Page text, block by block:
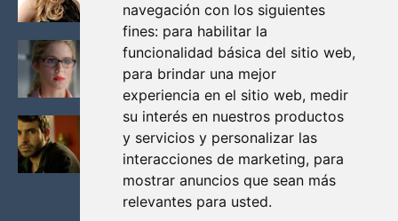
navegación con los siguientes
fines: para habilitar la
funcionalidad básica del sitio web,
para brindar una mejor
experiencia en el sitio web, medir
su interés en nuestros productos
y servicios y personalizar las
interacciones de marketing, para
mostrar anuncios que sean más
relevantes para usted.
Junio 14, 2013
FELICITY (EMILY BETT RICKARDS), LAS FOTOS
MAS BONITAS DE LA ALIADA DE ARROW
Noviembre 30, 2013
BLACK MIRROR: TODA TU HISTORIA. EPISODIO 3.
LA CRITICA
Mayo 17, 2012